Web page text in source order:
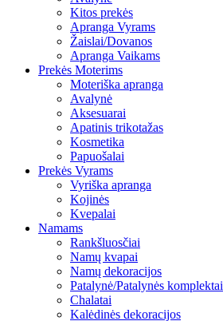
Kitos prekės
Apranga Vyrams
Žaislai/Dovanos
Apranga Vaikams
Prekės Moterims
Moteriška apranga
Avalynė
Aksesuarai
Apatinis trikotažas
Kosmetika
Papuošalai
Prekės Vyrams
Vyriška apranga
Kojinės
Kvepalai
Namams
Rankšluosčiai
Namų kvapai
Namų dekoracijos
Patalynė/Patalynės komplektai
Chalatai
Kalėdinės dekoracijos